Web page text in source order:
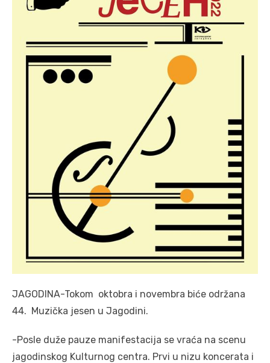
JAGODINA-Tokom oktobra i novembra biće održana
44. Muzička jesen u Jagodini.
-Posle duže pauze manifestacija se vraća na scenu
jagodinskog Kulturnog centra. Prvi u nizu koncerata i